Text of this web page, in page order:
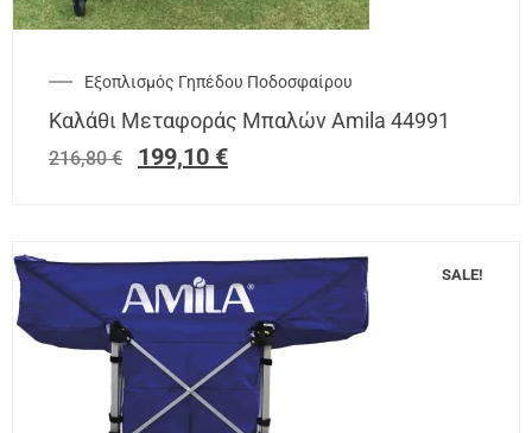
Εξοπλισμός Γηπέδου Ποδοσφαίρου
Καλάθι Μεταφοράς Μπαλών Amila 44991
216,80€ 199,10 €
SALE!